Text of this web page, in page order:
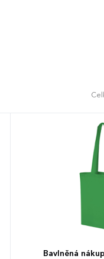
Bavlněná